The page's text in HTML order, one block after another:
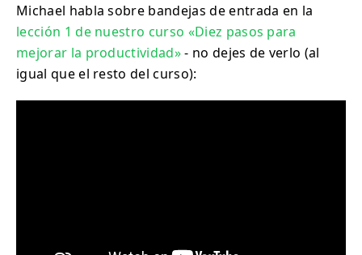
Michael habla sobre bandejas de entrada en la
lección 1 de nuestro curso «Diez pasos para
mejorar la productividad»- no dejes de verlo (al
igual que el resto del curso):